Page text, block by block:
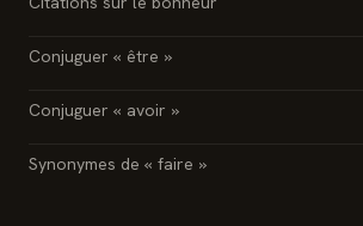
Conjuguer « être »
Conjuguer « avoir »
Synonymes de « faire »